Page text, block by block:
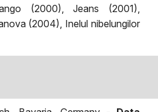
(2000), Jeans (2001),
(2004), Inelul nibelungilor